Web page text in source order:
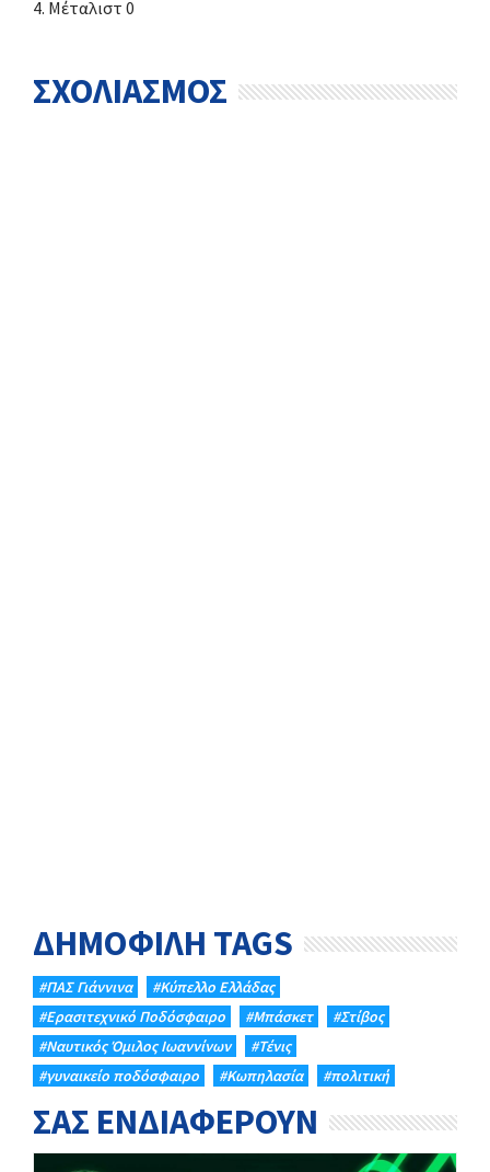
4. Μέταλιστ 0
ΣΧΟΛΙΑΣΜΟΣ
ΔΗΜΟΦΙΛΗ TAGS
#ΠΑΣ Γιάννινα
#Κύπελλο Ελλάδας
#Eρασιτεχνικό Ποδόσφαιρο
#Μπάσκετ
#Στίβος
#Ναυτικός Όμιλος Ιωαννίνων
#Τένις
#γυναικείο ποδόσφαιρο
#Κωπηλασία #πολιτική
ΣΑΣ ΕΝΔΙΑΦΕΡΟΥΝ